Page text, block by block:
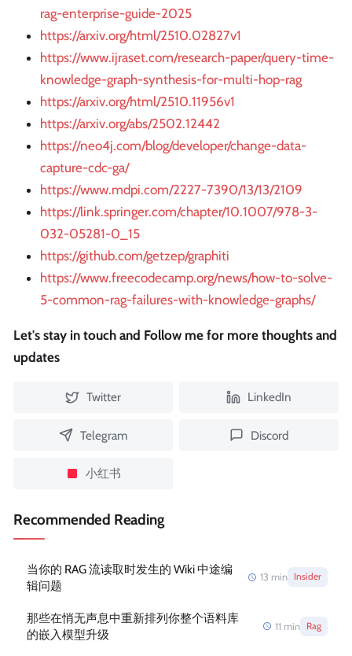
rag-enterprise-guide-2025
https://arxiv.org/html/2510.02827v1
https://www.ijraset.com/research-paper/query-time-
knowledge-graph-synthesis-for-multi-hop-rag
https://arxiv.org/html/2510.11956v1
https://arxiv.org/abs/2502.12442
https://neo4j.com/blog/developer/change-data-
capture-cdc-ga/
https://www.mdpi.com/2227-7390/13/13/2109
https://link.springer.com/chapter/10.1007/978-3-
032-05281-0_15
https://github.com/getzep/graphiti
https://www.freecodecamp.org/news/how-to-solve-
5-common-rag-failures-with-knowledge-graphs/
Let's stay in touch and Follow me for more thoughts and
updates
Twitter LinkedIn
Telegram Discord
小红书
Recommended Reading
当你的 RAG 流读取时发生的 Wiki 中途编
辑问题
13 min Insider
那些在悄无声息中重新排列你整个语料库
的嵌入模型升级
11 min Rag